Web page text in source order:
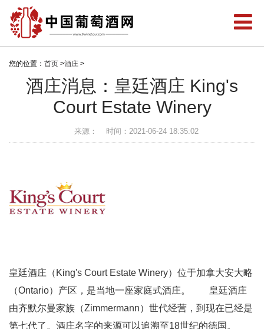
您的位置： 首页 >酒庄 >
酒庄消息：皇廷酒庄 King's
Court Estate Winery
来源： 时间：2021-06-24 18:35:02
皇廷酒庄（King's Court Estate Winery）位于加拿大安大略
（Ontario）产区，是当地一座家庭式酒庄。 皇廷酒庄
由齐默尔曼家族（Zimmermann）世代经营，到现在已经是
第七代了。酒庄名字的来源可以追溯至18世纪的德国。